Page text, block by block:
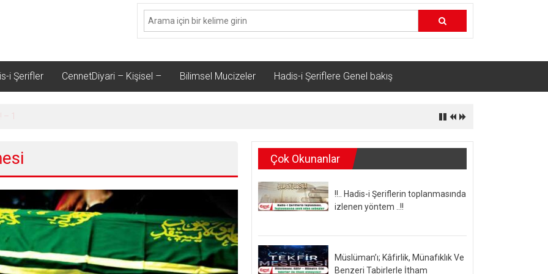
i Şerifler CennetDiyari – Kişisel – Bilimsel Mucizeler Hadis-i Şeriflere Genel bakış
– 1
Çok Okunanlar
!!.. Hadis-i Şeriflerin toplanmasında
izlenen yöntem ..!!
Müslüman’ı; Kâfirlik, Münafıklık Ve
Benzeri Tabirlerle İtham